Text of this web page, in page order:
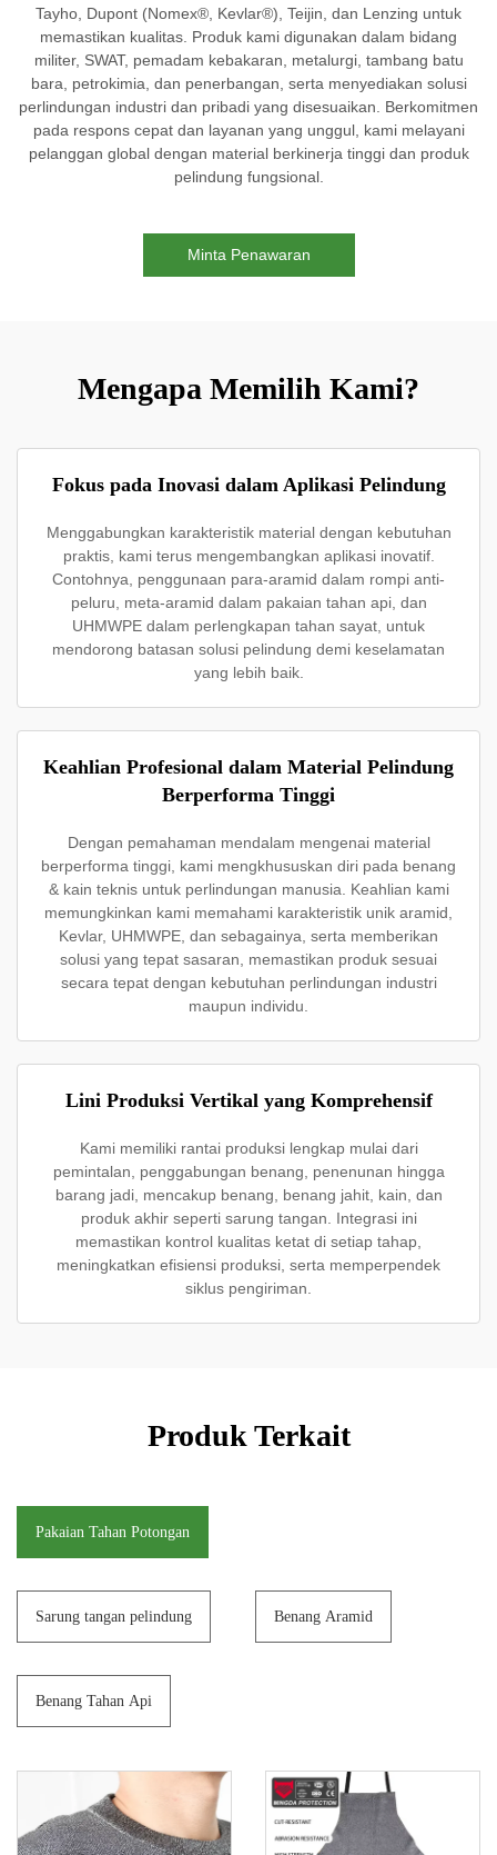
Tayho, Dupont (Nomex®, Kevlar®), Teijin, dan Lenzing untuk
memastikan kualitas. Produk kami digunakan dalam bidang
militer, SWAT, pemadam kebakaran, metalurgi, tambang batu
bara, petrokimia, dan penerbangan, serta menyediakan solusi
perlindungan industri dan pribadi yang disesuaikan. Berkomitmen
pada respons cepat dan layanan yang unggul, kami melayani
pelanggan global dengan material berkinerja tinggi dan produk
pelindung fungsional.
Minta Penawaran
Mengapa Memilih Kami?
Fokus pada Inovasi dalam Aplikasi Pelindung
Menggabungkan karakteristik material dengan kebutuhan
praktis, kami terus mengembangkan aplikasi inovatif.
Contohnya, penggunaan para-aramid dalam rompi anti-
peluru, meta-aramid dalam pakaian tahan api, dan
UHMWPE dalam perlengkapan tahan sayat, untuk
mendorong batasan solusi pelindung demi keselamatan
yang lebih baik.
Keahlian Profesional dalam Material Pelindung
Berperforma Tinggi
Dengan pemahaman mendalam mengenai material
berperforma tinggi, kami mengkhususkan diri pada benang
& kain teknis untuk perlindungan manusia. Keahlian kami
memungkinkan kami memahami karakteristik unik aramid,
Kevlar, UHMWPE, dan sebagainya, serta memberikan
solusi yang tepat sasaran, memastikan produk sesuai
secara tepat dengan kebutuhan perlindungan industri
maupun individu.
Lini Produksi Vertikal yang Komprehensif
Kami memiliki rantai produksi lengkap mulai dari
pemintalan, penggabungan benang, penenunan hingga
barang jadi, mencakup benang, benang jahit, kain, dan
produk akhir seperti sarung tangan. Integrasi ini
memastikan kontrol kualitas ketat di setiap tahap,
meningkatkan efisiensi produksi, serta memperpendek
siklus pengiriman.
Produk Terkait
Pakaian Tahan Potongan
Sarung tangan pelindung Benang Aramid
Benang Tahan Api